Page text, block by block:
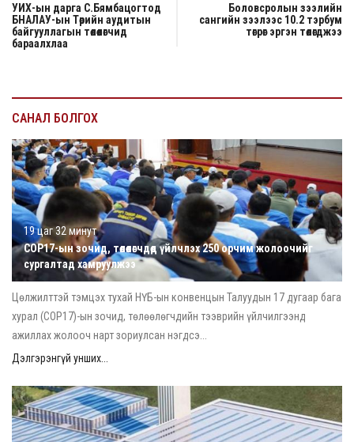
УИХ-ын дарга С.Бямбацогтод
БНАЛАУ-ын Төрийн аудитын
байгууллагын төлөөлөгчид
бараалхлаа
Боловсролын зээлийн
сангийн зээлээс 10.2 тэрбум
төгрөг эргэн төлөгджээ
САНАЛ БОЛГОХ
19 цаг 32 минут
COP17-ын зочид, төлөөлөгчдөд үйлчлэх 250 орчим жолоочийг
сургалтад хамруулжээ
Цөлжилттэй тэмцэх тухай НҮБ-ын конвенцын Талуудын 17 дугаар бага
хурал (COP17)-ын зочид, төлөөлөгчдийн тээврийн үйлчилгээнд
ажиллах жолооч нарт зориулсан нэгдсэ...
Дэлгэрэнгүй унших...